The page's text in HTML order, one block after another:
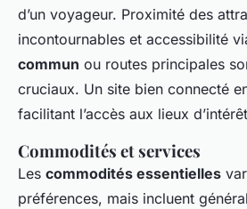
d’un voyageur. Proximité des
incontournables et accessibilité
commun ou routes principales
cruciaux. Un site bien connecté
facilitant l’accès aux lieux
Commodités et services
Les commodités essentielles
préférences, mais incluent